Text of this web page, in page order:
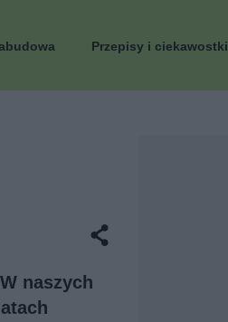
Przepisy i ciekawostki
naszych